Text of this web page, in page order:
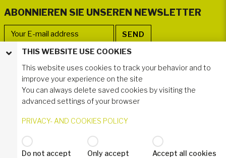
ABONNIEREN SIE UNSEREN NEWSLETTER
FOLLOWER WERDEN
THIS WEBSITE USE COOKIES
This website uses cookies to track your behavior and to
improve your experience on the site
You can always delete saved cookies by visiting the
advanced settings of your browser
PRIVACY- AND COOKIES POLICY
Do not accept Only accept Accept all cookies